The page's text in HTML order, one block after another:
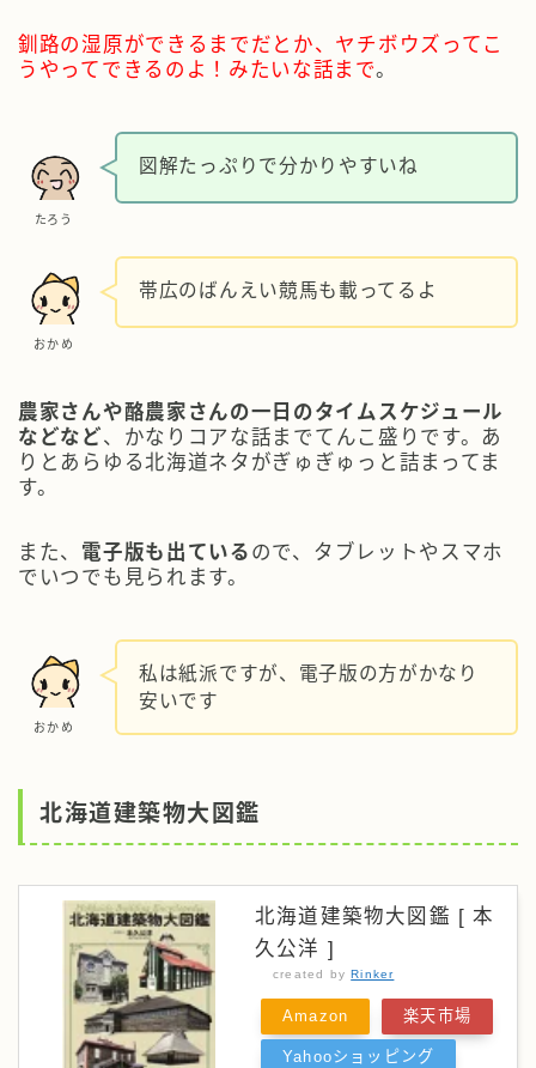
釧路の湿原ができるまでだとか、ヤチボウズってこ
うやってできるのよ！みたいな話まで。
たろう
図解たっぷりで分かりやすいね
おかめ
帯広のばんえい競馬も載ってるよ
農家さんや酪農家さんの一日のタイムスケジュール
などなど、かなりコアな話までてんこ盛りです。あ
りとあらゆる北海道ネタがぎゅぎゅっと詰まってま
す。
また、 電子版も出ている ので、タブレットやスマホ
でいつでも見られます。
おかめ
私は紙派ですが、電子版の方がかなり
安いです
北海道建築物大図鑑
北海道建築物大図鑑 [ 本
久公洋 ]
created byRinker
Amazon 楽天市場
Yahooショッピング